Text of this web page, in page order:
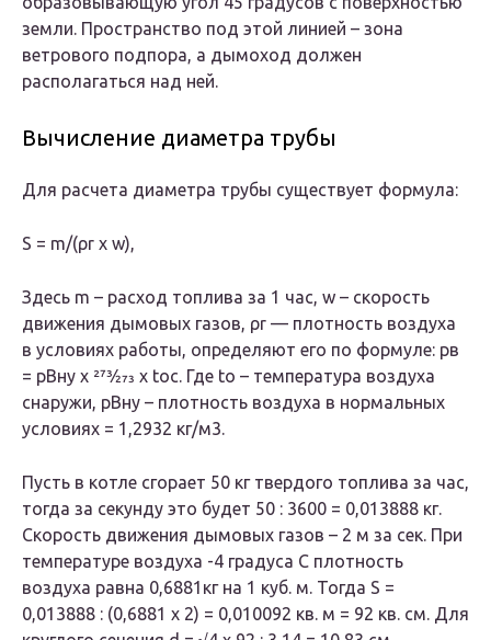
земли. Пространство под этой линией – зона
ветрового подпора, а дымоход должен
располагаться над ней.
Вычисление диаметра трубы
Для расчета диаметра трубы существует формула:
S = m/(ρr х w),
Здесь m – расход топлива за 1 час, w – скорость
движения дымовых газов, ρr — плотность воздуха
в условиях работы, определяют его по формуле: pв
= pBну х 273⁄273 х tос. Где tо – температура воздуха
снаружи, pBну – плотность воздуха в нормальных
условиях = 1,2932 кг/м3.
Пусть в котле сгорает 50 кг твердого топлива за час,
тогда за секунду это будет 50 : 3600 = 0,013888 кг.
Скорость движения дымовых газов – 2 м за сек. При
температуре воздуха -4 градуса С плотность
воздуха равна 0,6881кг на 1 куб. м. Тогда S =
0,013888 : (0,6881 х 2) = 0,010092 кв. м = 92 кв. см. Для